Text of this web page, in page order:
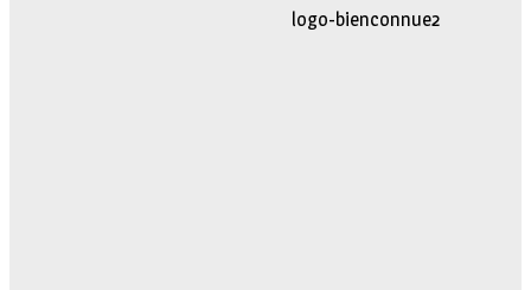
logo-movimiento.fw